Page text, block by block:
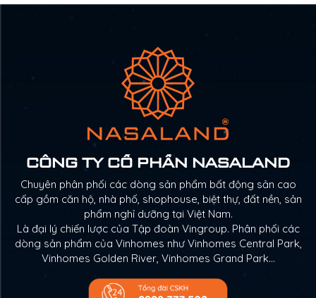
CÔNG TY CỔ PHẦN NASALAND
Chuyên phân phối các dòng sản phẩm bất động sản cao
cấp gồm căn hộ, nhà phố, shophouse, biệt thự, đất nền, sản
phẩm nghỉ dưỡng tại Việt Nam.
Là đại lý chiến lược của Tập đoàn Vingroup. Phân phối các
dòng sản phẩm của Vinhomes như Vinhomes Central Park,
Vinhomes Golden River, Vinhomes Grand Park…